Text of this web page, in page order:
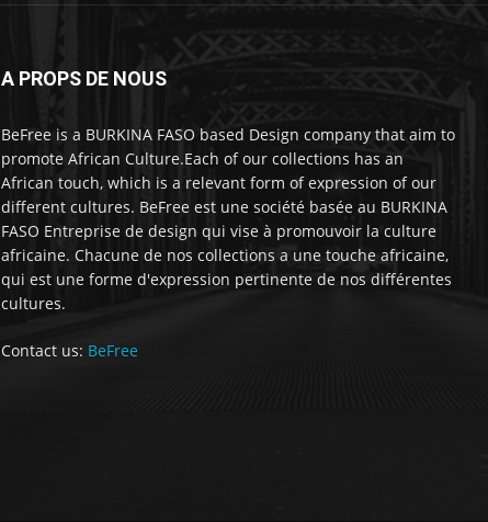
A PROPS DE NOUS
BeFree is a BURKINA FASO based Design company that aim to
promote African Culture.Each of our collections has an
African touch, which is a relevant form of expression of our
different cultures. BeFree est une société basée au BURKINA
FASO Entreprise de design qui vise à promouvoir la culture
africaine. Chacune de nos collections a une touche africaine,
qui est une forme d'expression pertinente de nos différentes
cultures.
Contact us: BeFree